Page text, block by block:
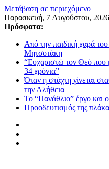
Μετάβαση σε περιεχόμενο
Παρασκευή, 7 Αυγούστου, 2026
Πρόσφατα:
Από την παιδική χαρά
Μητσοτάκη
“Ευχαριστώ τον Θεό που
34 χρόνια”
Όταν η στάχτη γίνεται
την Αλήθεια
Το “Πανάθλιο” έργο και
Προοδευτισμός της